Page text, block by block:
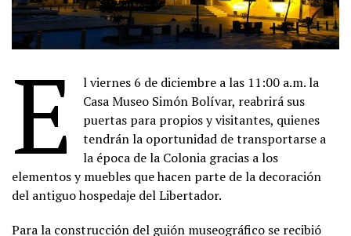
E
l viernes 6 de diciembre a las 11:00 a.m. la
Casa Museo Simón Bolívar, reabrirá sus
puertas para propios y visitantes, quienes
tendrán la oportunidad de transportarse a
la época de la Colonia gracias a los
elementos y muebles que hacen parte de la decoración
del antiguo hospedaje del Libertador.
Para la construcción del guión museográfico se recibió